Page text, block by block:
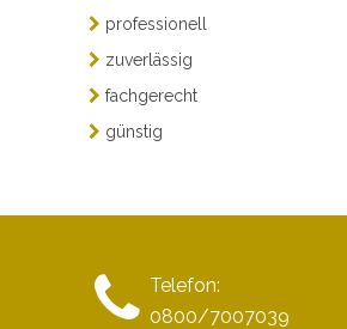
professionell
zuverlässig
fachgerecht
günstig
Telefon:
0800/7007039